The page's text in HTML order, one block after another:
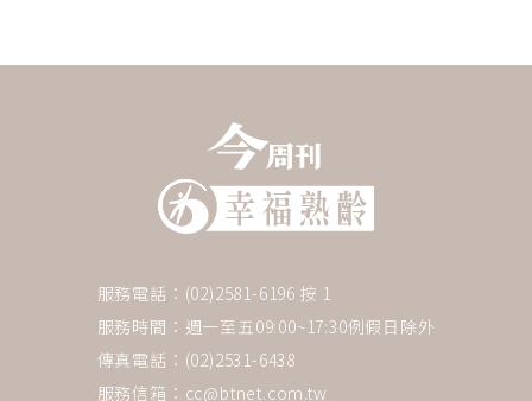
服務電話：(02)2581-6196 按 1
服務時間：週一至五09:00~17:30例假日除外
傳真電話：(02)2531-6438
服務信箱： cc@btnet.com.tw